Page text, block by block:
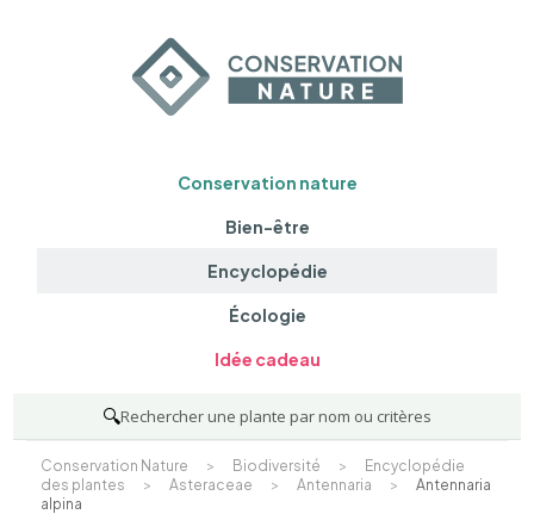
Conservation nature
Bien-être
Encyclopédie
Écologie
Idée cadeau
🔍Rechercher une plante par nom ou critères
Conservation Nature > Biodiversité >
Encyclopédie
des plantes
> Asteraceae > Antennaria >
Antennaria
alpina